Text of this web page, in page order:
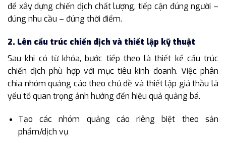
để xây dựng chiến dịch chất lượng, tiếp cận đúng người –
đúng nhu cầu – đúng thời điểm.
2. Lên cấu trúc chiến dịch và thiết lập kỹ thuật
Sau khi có từ khóa, bước tiếp theo là thiết kế cấu trúc
chiến dịch phù hợp với mục tiêu kinh doanh. Việc phân
chia nhóm quảng cáo theo chủ đề và thiết lập giá thầu là
yếu tố quan trọng ảnh hưởng đến hiệu quả quảng bá.
Tạo các nhóm quảng cáo riêng biệt theo sản
phẩm/dịch vụ